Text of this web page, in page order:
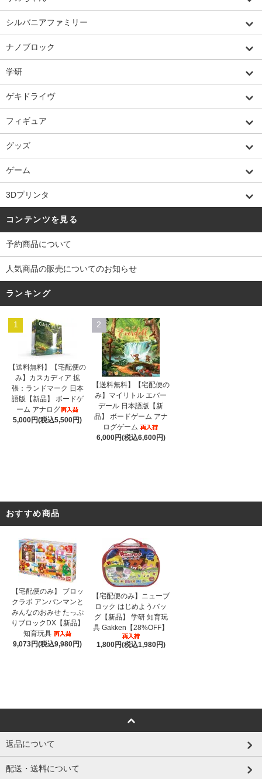
シルバニアファミリー
ナノブロック
学研
ゲキドライヴ
フィギュア
グッズ
ゲーム
3Dプリンタ
コンテンツを見る
予約商品について
人気商品の販売についてのお知らせ
ランキング
1
【送料無料】【宅配便の
み】カスカディア 拡
張：ランドマーク 日本
語版【新品】 ボードゲ
ーム アナログ
5,000円(税込5,500円)
2
【送料無料】【宅配便の
み】マイリトル エバー
デール 日本語版【新
品】 ボードゲーム アナ
ログゲーム
6,000円(税込6,600円)
おすすめ商品
【宅配便のみ】 ブロッ
クラボ アンパンマンと
みんなのおみせ たっぷ
りブロックDX【新品】
知育玩具
9,073円(税込9,980円)
【宅配便のみ】ニューブ
ロック はじめようバッ
グ【新品】 学研 知育玩
具 Gakken【28%OFF】
1,800円(税込1,980円)
返品について
配送・送料について